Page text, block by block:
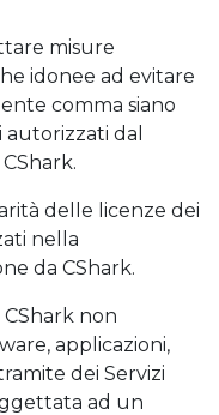
misure
idonee ad evitare
comma siano
dal
delle licenze dei
nella
da CShark.
non
applicazioni,
dei Servizi
ad un